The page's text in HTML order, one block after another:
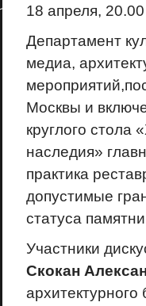
18 апреля, 20.00
Департамент
медиа,
Москвы и
круглого стола
наследия»
практика
допустимые
статуса
Участники
Скокан